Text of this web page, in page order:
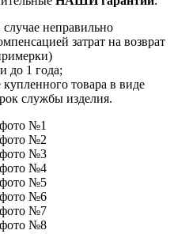
неправильно
затрат на возврат
до 1 года;
товара в виде
службы изделия.